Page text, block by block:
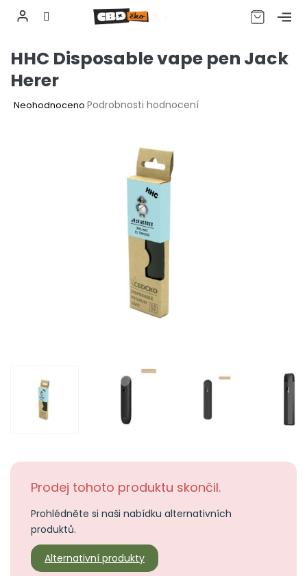
obsah
CZK
HHC Disposable vape pen Jack
Herer
Průměrné
Neohodnoceno Podrobnosti hodnocení
Prodej tohoto produktu skončil.
Prohlédněte si naši nabídku alternativních
produktů.
Alternativní produkty